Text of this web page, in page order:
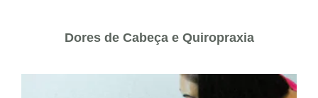
Dores de Cabeça e Quiropraxia